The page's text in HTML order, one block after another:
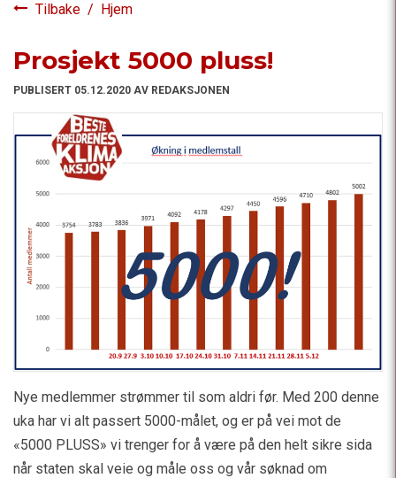
Tilbake / Hjem
Prosjekt 5000 pluss!
PUBLISERT 05.12.2020 AV REDAKSJONEN
Nye medlemmer strømmer til som aldri før. Med 200 denne
uka har vi alt passert 5000-målet, og er på vei mot de
«5000 PLUSS» vi trenger for å være på den helt sikre sida
når staten skal veie og måle oss og vår søknad om